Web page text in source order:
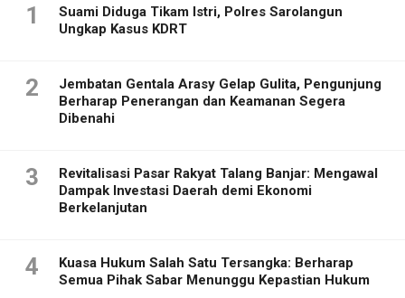
1
Suami Diduga Tikam Istri, Polres Sarolangun
Ungkap Kasus KDRT
2
Jembatan Gentala Arasy Gelap Gulita, Pengunjung
Berharap Penerangan dan Keamanan Segera
Dibenahi
3
Revitalisasi Pasar Rakyat Talang Banjar: Mengawal
Dampak Investasi Daerah demi Ekonomi
Berkelanjutan
4
Kuasa Hukum Salah Satu Tersangka: Berharap
Semua Pihak Sabar Menunggu Kepastian Hukum